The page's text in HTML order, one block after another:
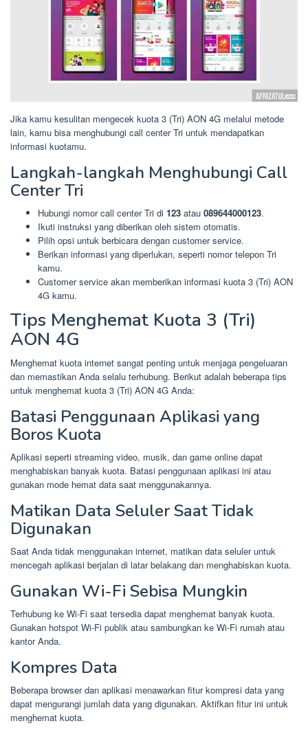
Jika kamu kesulitan mengecek kuota 3 (Tri) AON 4G melalui metode
lain, kamu bisa menghubungi call center Tri untuk mendapatkan
informasi kuotamu.
Langkah-langkah Menghubungi Call
Center Tri
Hubungi nomor call center Tri di 123 atau 089644000123.
Ikuti instruksi yang diberikan oleh sistem otomatis.
Pilih opsi untuk berbicara dengan customer service.
Berikan informasi yang diperlukan, seperti nomor telepon Tri
kamu.
Customer service akan memberikan informasi kuota 3 (Tri) AON
4G kamu.
Tips Menghemat Kuota 3 (Tri)
AON 4G
Menghemat kuota internet sangat penting untuk menjaga pengeluaran
dan memastikan Anda selalu terhubung. Berikut adalah beberapa tips
untuk menghemat kuota 3 (Tri) AON 4G Anda:
Batasi Penggunaan Aplikasi yang
Boros Kuota
Aplikasi seperti streaming video, musik, dan game online dapat
menghabiskan banyak kuota. Batasi penggunaan aplikasi ini atau
gunakan mode hemat data saat menggunakannya.
Matikan Data Seluler Saat Tidak
Digunakan
Saat Anda tidak menggunakan internet, matikan data seluler untuk
mencegah aplikasi berjalan di latar belakang dan menghabiskan kuota.
Gunakan Wi-Fi Sebisa Mungkin
Terhubung ke Wi-Fi saat tersedia dapat menghemat banyak kuota.
Gunakan hotspot Wi-Fi publik atau sambungkan ke Wi-Fi rumah atau
kantor Anda.
Kompres Data
Beberapa browser dan aplikasi menawarkan fitur kompresi data yang
dapat mengurangi jumlah data yang digunakan. Aktifkan fitur ini untuk
menghemat kuota.